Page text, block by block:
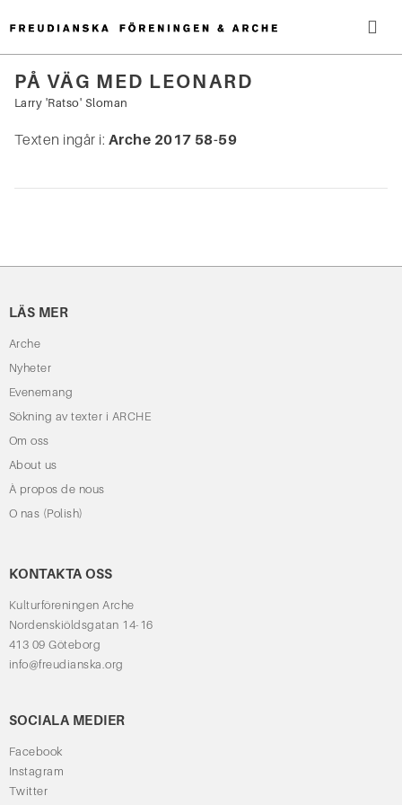
till
innehåll
Sök
PÅ VÄG MED LEONARD
Larry 'Ratso' Sloman
Texten ingår i: Arche 2017 58-59
LÄS MER
Arche
Nyheter
Evenemang
Sökning av texter i ARCHE
Om oss
About us
À propos de nous
O nas (Polish)
KONTAKTA OSS
Kulturföreningen Arche
Nordenskiöldsgatan 14-16
413 09 Göteborg
info@freudianska.org
SOCIALA MEDIER
Facebook
Instagram
Twitter